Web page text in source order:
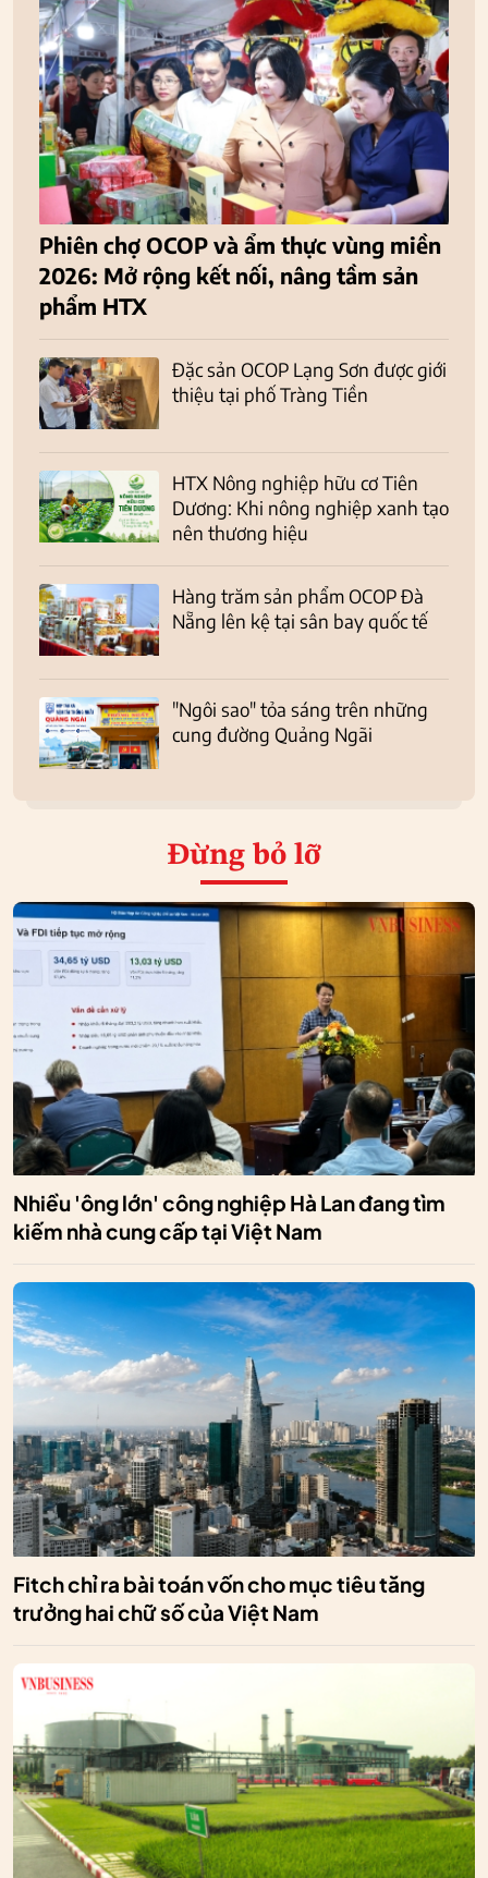
Phiên chợ OCOP và ẩm thực vùng miền
2026: Mở rộng kết nối, nâng tầm sản
phẩm HTX
Đặc sản OCOP Lạng Sơn được giới
thiệu tại phố Tràng Tiền
HTX Nông nghiệp hữu cơ Tiên
Dương: Khi nông nghiệp xanh tạo
nên thương hiệu
Hàng trăm sản phẩm OCOP Đà
Nẵng lên kệ tại sân bay quốc tế
"Ngôi sao" tỏa sáng trên những
cung đường Quảng Ngãi
Đừng bỏ lỡ
Nhiều 'ông lớn' công nghiệp Hà Lan đang tìm
kiếm nhà cung cấp tại Việt Nam
Fitch chỉ ra bài toán vốn cho mục tiêu tăng
trưởng hai chữ số của Việt Nam